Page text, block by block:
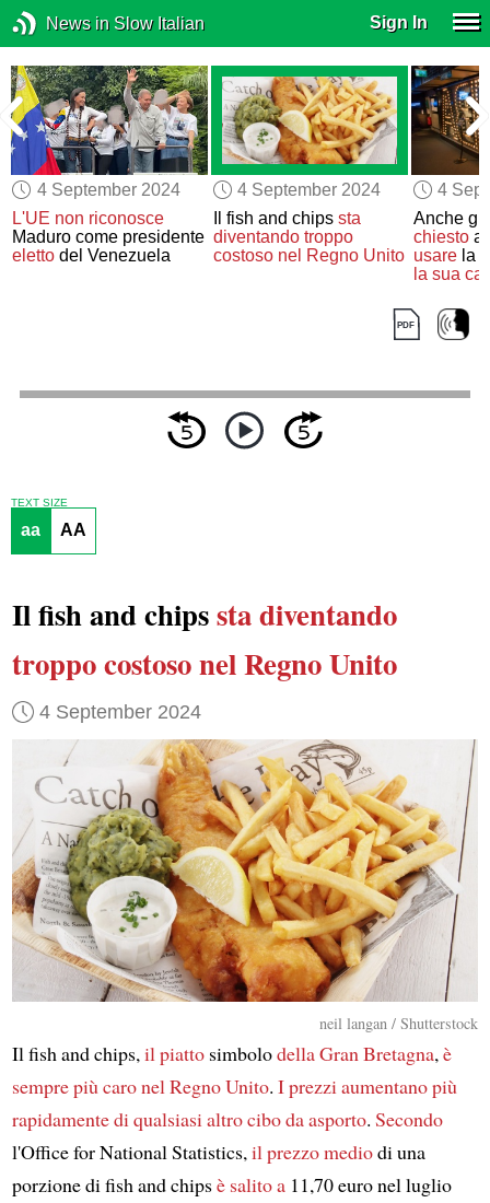
News in Slow Italian Sign In
4 September 2024
L'UE non riconosce
Maduro come presidente
eletto del Venezuela
4 September 2024
Il fish and chips sta
diventando troppo
costoso nel Regno Unito
4
Anche
chiestoa
usarela
la sua
TEXT SIZE
aa AA
Il fish and chipssta diventando
troppo costosonel Regno Unito
4 September 2024
neil langan / Shutterstock
Il fish and chips,il piattosimbolodella Gran Bretagna,è
sempre più caronel Regno Unito. I prezziaumentano più
rapidamentedi qualsiasi altro cibo da asporto. Secondo
l'Office for National Statistics,il prezzo mediodi una
porzione di fish and chipsè salito a11,70 euro nel luglio